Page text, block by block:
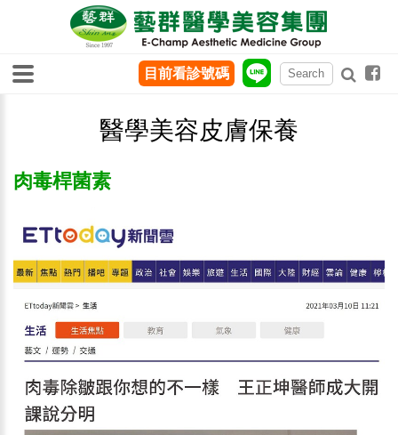
醫學美容皮膚保養
肉毒桿菌素
目前看診號碼